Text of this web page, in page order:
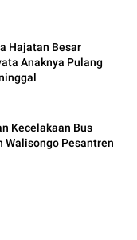
Hajatan Besar
Anaknya Pulang
Kecelakaan Bus
Walisongo Pesantren